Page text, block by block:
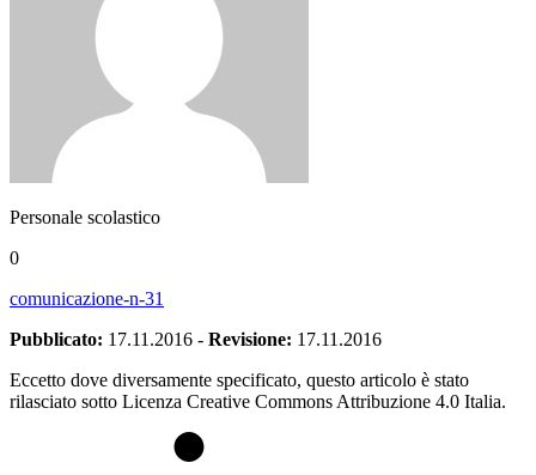
Personale scolastico
0
comunicazione-n-31
Pubblicato: 17.11.2016 - Revisione: 17.11.2016
Eccetto dove diversamente specificato, questo articolo è stato
rilasciato sotto Licenza Creative Commons Attribuzione 4.0 Italia.